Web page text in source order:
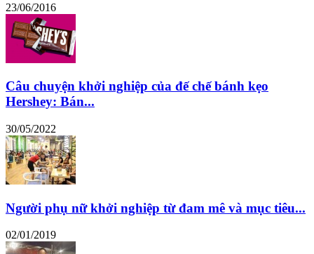
23/06/2016
Câu chuyện khởi nghiệp của đế chế bánh kẹo
Hershey: Bán...
30/05/2022
Người phụ nữ khởi nghiệp từ đam mê và mục tiêu...
02/01/2019